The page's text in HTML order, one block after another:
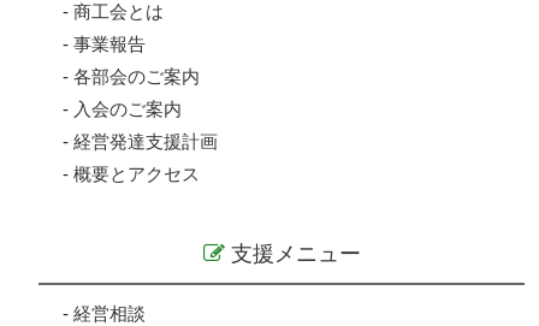
- 商工会とは
- 事業報告
- 各部会のご案内
- 入会のご案内
- 経営発達支援計画
- 概要とアクセス
支援メニュー
- 経営相談